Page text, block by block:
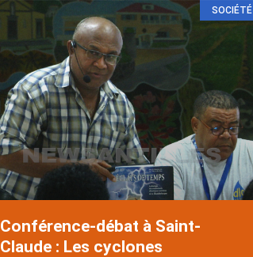
SOCIÉTÉ
Conférence-débat à Saint-
Claude : Les cyclones